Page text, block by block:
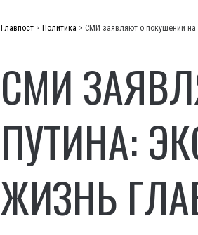
Главпост > Политика > СМИ заявляют о покушении на
СМИ
ПУТИНА:
ЖИЗНЬ